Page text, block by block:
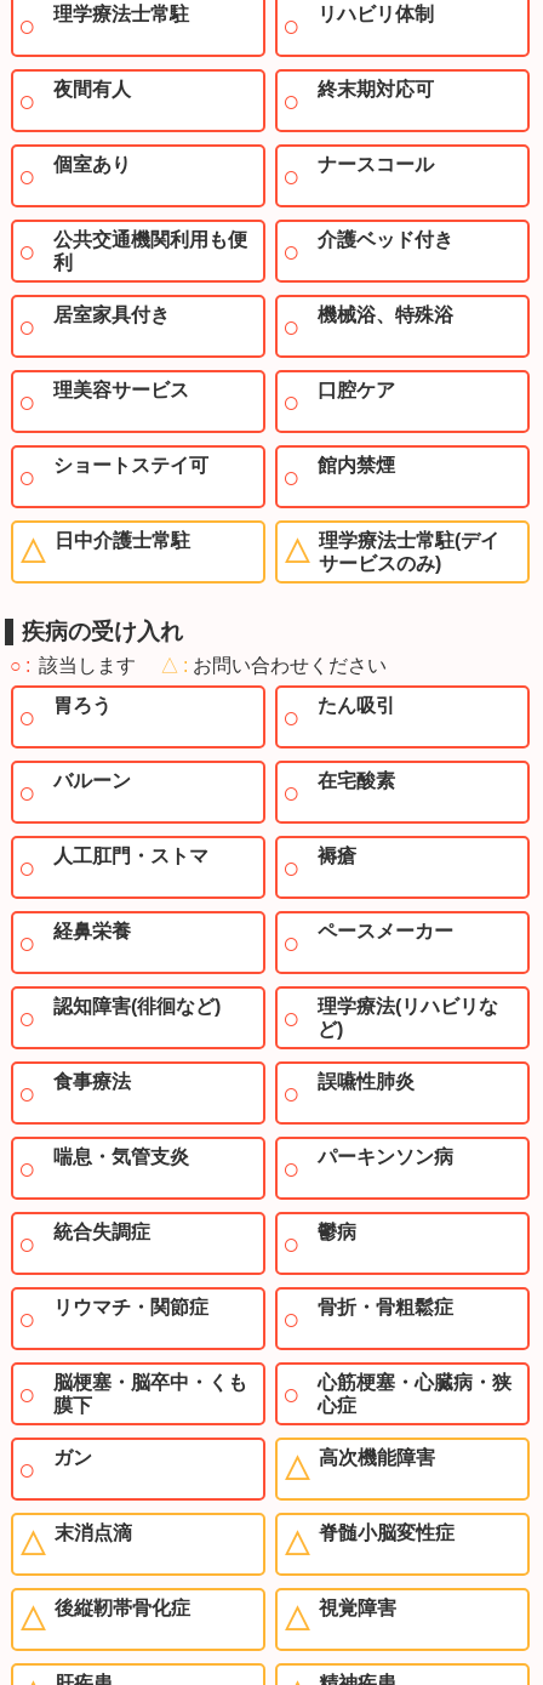
理学療法士常駐 リハビリ体制
夜間有人 終末期対応可
個室あり ナースコール
公共交通機関利用も便
利
介護ベッド付き
居室家具付き 機械浴、特殊浴
理美容サービス 口腔ケア
ショートステイ可 館内禁煙
日中介護士常駐
理学療法士常駐(デイ
サービスのみ)
疾病の受け入れ
○ 該当します △
お問い合わせください
胃ろう
たん吸引
バルーン 在宅酸素
人工肛門・ストマ 褥瘡
経鼻栄養 ペースメーカー
認知障害(徘徊など)
理学療法(リハビリな
ど)
食事療法 誤嚥性肺炎
喘息・気管支炎 パーキンソン病
統合失調症 鬱病
リウマチ・関節症 骨折・骨粗鬆症
脳梗塞・脳卒中・くも
膜下
心筋梗塞・心臓病・狭
心症
ガン 高次機能障害
末消点滴 脊髄小脳変性症
後縦靭帯骨化症 視覚障害